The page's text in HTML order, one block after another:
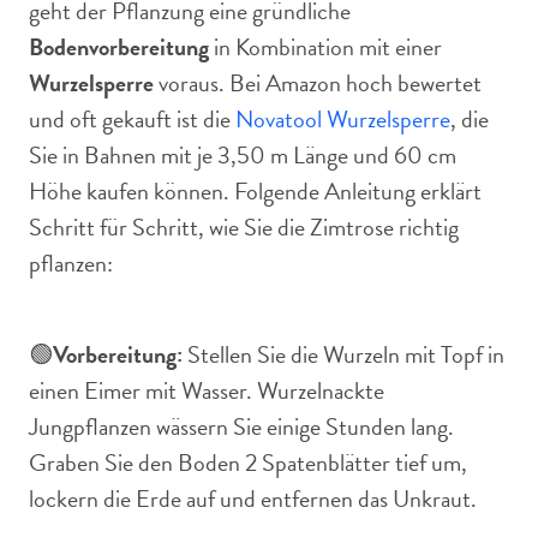
geht der Pflanzung eine gründliche
Bodenvorbereitungin Kombination mit einer
Wurzelsperrevoraus. Bei Amazon hoch bewertet
und oft gekauft ist die Novatool Wurzelsperre, die
Sie in Bahnen mit je 3,50 m Länge und 60 cm
Höhe kaufen können. Folgende Anleitung erklärt
Schritt für Schritt, wie Sie die Zimtrose richtig
pflanzen:
🟢Vorbereitung: Stellen Sie die Wurzeln mit Topf in
einen Eimer mit Wasser. Wurzelnackte
Jungpflanzen wässern Sie einige Stunden lang.
Graben Sie den Boden 2 Spatenblätter tief um,
lockern die Erde auf und entfernen das Unkraut.